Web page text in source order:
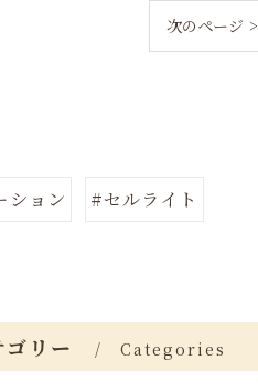
次のページ >
ション
#セルライト
ゴリー Categories